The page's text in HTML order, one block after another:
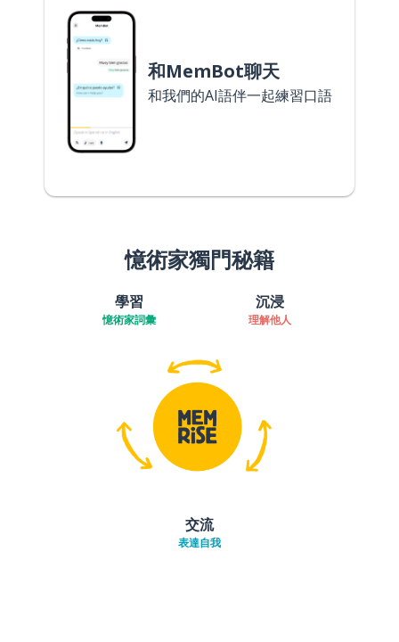
和MemBot聊天
和我們的AI語伴一起練習口語
憶術家獨門秘籍
學習
憶術家詞彙
沉浸
理解他人
交流
表達自我